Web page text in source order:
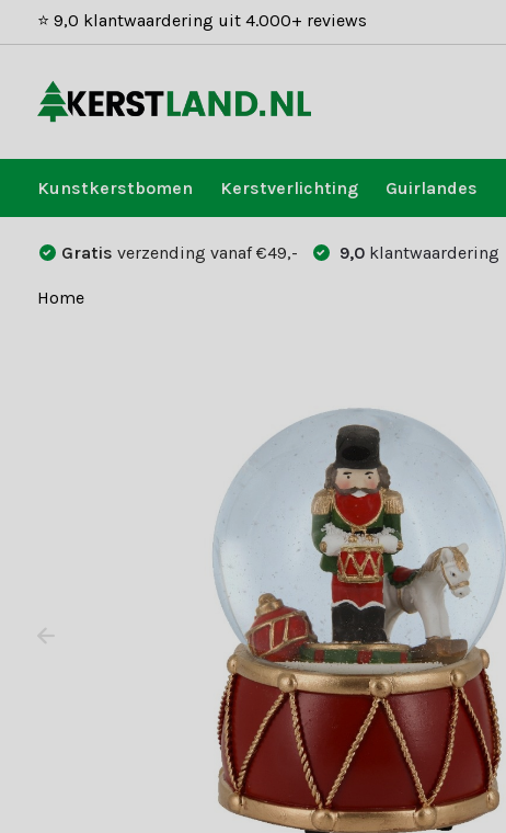
⭐ 9,0 klantwaardering uit 4.000+ reviews
Kunstkerstbomen Kerstverlichting Guirlandes
Gratis verzending vanaf €49,- 9,0 klantwaardering
Home